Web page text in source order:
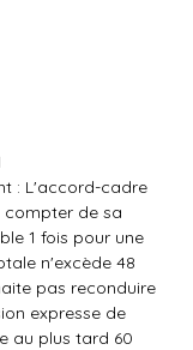
: L'accord-cadre
compter de sa
1 fois pour une
n'excède 48
pas reconduire
expresse de
au plus tard 60